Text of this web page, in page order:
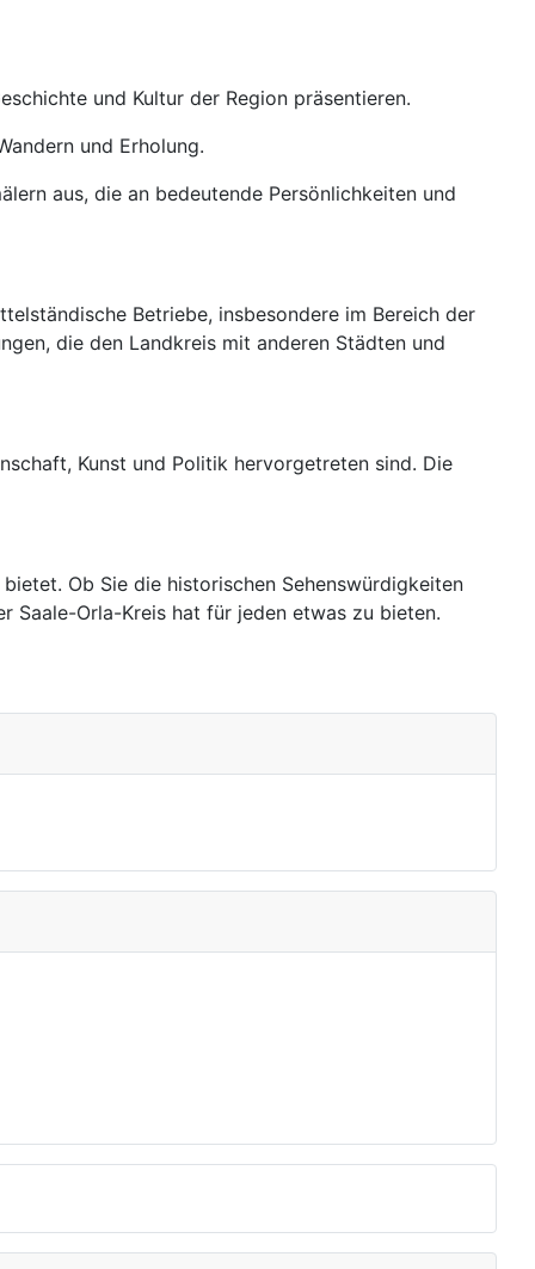
und Kultur der Region präsentieren.
und Erholung.
aus, die an bedeutende Persönlichkeiten und
Betriebe, insbesondere im Bereich der
die den Landkreis mit anderen Städten und
Kunst und Politik hervorgetreten sind. Die
Ob Sie die historischen Sehenswürdigkeiten
Saale-Orla-Kreis hat für jeden etwas zu bieten.